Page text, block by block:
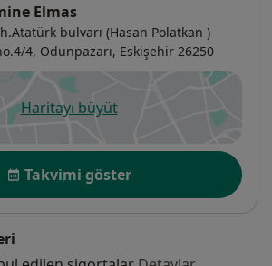
Elmas
bulvarı (Hasan Polatkan )
4, Odunpazarı, Eskişehir 26250
Haritayı büyütyeni bir sekmede açılır
Takvimi göster